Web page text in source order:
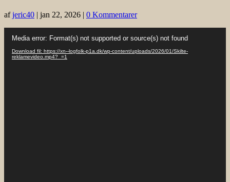
afjeric40 | jan 22, 2026 | 0 Kommentarer
Media error: Format(s) not supported or source(s) not found
Download fil: https://xn--logfolk-p1a.dk/wp-content/uploads/2026/01/Skilte-
reklamevideo.mp4?_=1